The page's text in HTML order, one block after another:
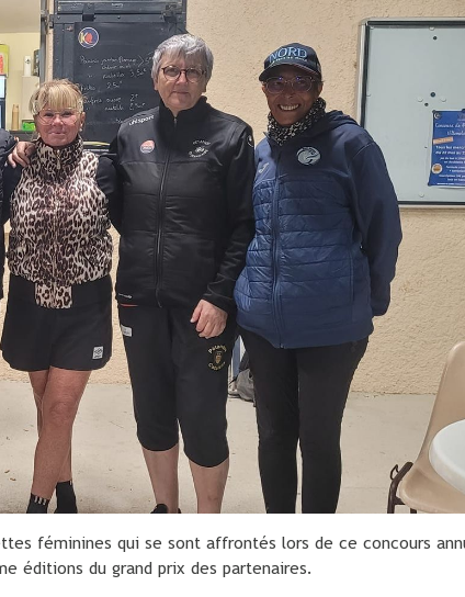
féminines qui se sont affrontés lors de ce concours
éditions du grand prix des partenaires.